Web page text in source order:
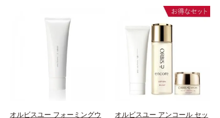
でも、ただ隠すだけでなく、乾きや
すい肌にうるおいを届けながら、光
拡散効果で乾燥小ジワや毛穴もカバ
ーします。【ラスティング効果】皮
脂選択テカリ防止成分(*5)テカリの
主成分を選択的に吸収し、うるおい
複合成分配合＝肌を保護し、乾燥を
角層肥厚や乾燥などによる*2 汚れ
を除去することで健やかな肌を保
ち、うるおいを保つことで肌を整え
ること*3 加水分解コンキオリン*4
ヒアルロン酸Na
ーチする初期エイジングケアシリー
ズです。「うるおいの質」に着目
し、肌荒れを予防しながらうるおい
に満ちた美しい肌へと導きます。ポ
ーラ・オルビスグループ独自の肌荒
濃度で配合。角層のバリア機能にア
にゆらがない肌を叶えます。そし
プローチする初期エイジングケアシ
リーズです。「うるおいの質」に着
目し、肌荒れを予防しながらうるお
いに満ちた美しい肌へと導きます。
ポーラ・オルビスグループ独自の肌
荒れ防止有効成分として、「DF-パ
ンテノール(*3)」を国内唯一(*4)、
高濃度で配合。角層のバリア機能に
アプローチして肌荒れを防ぎ、肌不
て、独自研究に基づいたアプローチ
オルビスユー フォーミングウ
オルビスユー アンコール セッ